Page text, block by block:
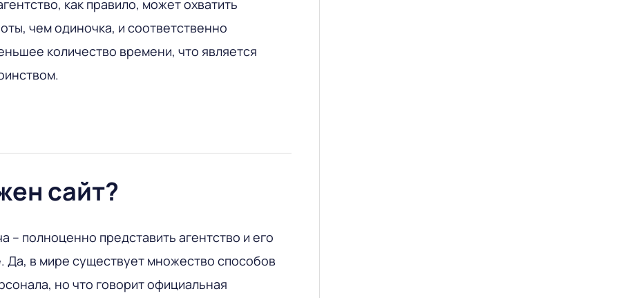
как правило, может охватить
чем одиночка, и соответственно
количество времени, что является
сайт?
– полноценно представить агентство и его
Да, в мире существует множество способов
но что говорит официальная